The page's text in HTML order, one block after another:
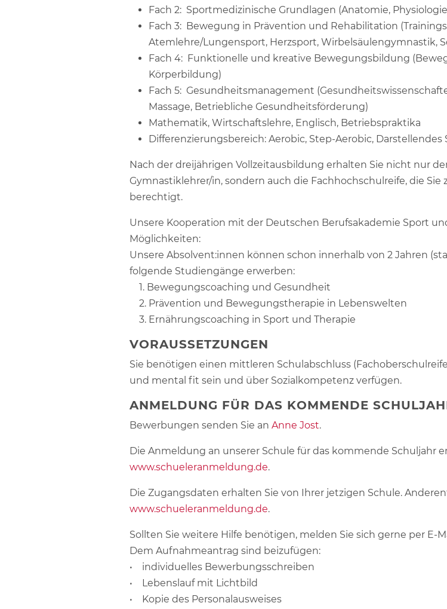
Fach 2: Sportmedizinische Grundlagen (Anatomie,
Fach 3: Bewegung in Prävention und Rehabilitation
Atemlehre/Lungensport, Herzsport, Wirbelsäulengymnastik,
Fach 4: Funktionelle und kreative Bewegungsbildung
Körperbildung)
Fach 5: Gesundheitsmanagement
Massage, Betriebliche Gesundheitsförderung)
Mathematik, Wirtschaftslehre, Englisch, Betriebspraktika
Differenzierungsbereich: Aerobic, Step-Aerobic, Darstellendes
Nach der dreijährigen Vollzeitausbildung erhalten Sie nicht nur
Gymnastiklehrer/in, sondern auch die Fachhochschulreife, die
berechtigt.
Unsere Kooperation mit der Deutschen Berufsakademie Sport
Möglichkeiten:
Unsere Absolvent:innen können schon innerhalb von 2 Jahren
folgende Studiengänge erwerben:
1. Bewegungscoaching und Gesundheit
2. Prävention und Bewegungstherapie in Lebenswelten
3. Ernährungscoaching in Sport und Therapie
VORAUSSETZUNGEN
Sie benötigen einen mittleren Schulabschluss
und mental fit sein und über Sozialkompetenz verfügen.
ANMELDUNG FÜR DAS KOMMENDE
Bewerbungen senden Sie an Anne Jost.
Die Anmeldung an unserer Schule für das kommende Schuljahr
www.schueleranmeldung.de.
Die Zugangsdaten erhalten Sie von Ihrer jetzigen Schule.
www.schueleranmeldung.de.
Sollten Sie weitere Hilfe benötigen, melden Sie sich gerne per E-
Dem Aufnahmeantrag sind beizufügen:
• individuelles Bewerbungsschreiben
• Lebenslauf mit Lichtbild
• Kopie des Personalausweises